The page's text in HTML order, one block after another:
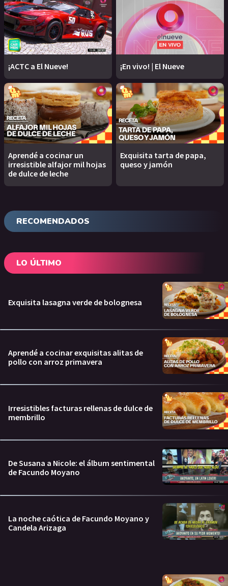
¡ACTC a El Nueve! ¡En vivo! | El Nueve
Aprendé a cocinar un
irresistible alfajor mil hojas
de dulce de leche
Exquisita tarta de papa,
queso y jamón
RECOMENDADOS
LO ÚLTIMO
Exquisita lasagna verde de bolognesa
Aprendé a cocinar exquisitas alitas de
pollo con arroz primavera
Irresistibles facturas rellenas de dulce de
membrillo
De Susana a Nicole: el álbum sentimental
de Facundo Moyano
La noche caótica de Facundo Moyano y
Candela Arizaga